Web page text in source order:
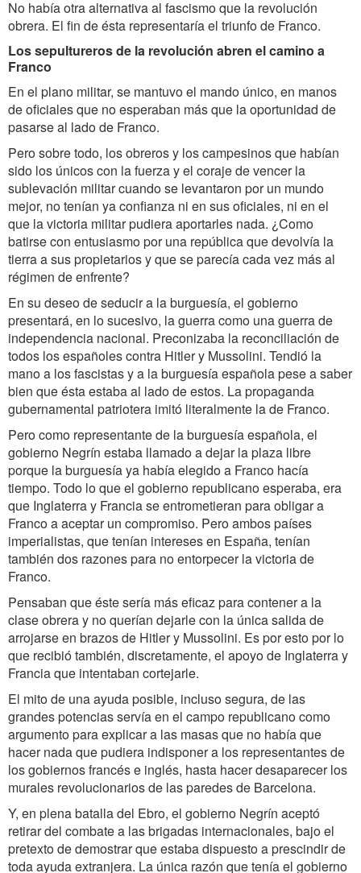
No había otra alternativa al fascismo que la revolución
obrera. El fin de ésta representaría el triunfo de Franco.
Los sepultureros de la revolución abren el camino a
Franco
En el plano militar, se mantuvo el mando único, en manos
de oficiales que no esperaban más que la oportunidad de
pasarse al lado de Franco.
Pero sobre todo, los obreros y los campesinos que habían
sido los únicos con la fuerza y el coraje de vencer la
sublevación militar cuando se levantaron por un mundo
mejor, no tenían ya confianza ni en sus oficiales, ni en el
que la victoria militar pudiera aportarles nada. ¿Como
batirse con entusiasmo por una república que devolvía la
tierra a sus propietarios y que se parecía cada vez más al
régimen de enfrente?
En su deseo de seducir a la burguesía, el gobierno
presentará, en lo sucesivo, la guerra como una guerra de
independencia nacional. Preconizaba la reconciliación de
todos los españoles contra Hitler y Mussolini. Tendió la
mano a los fascistas y a la burguesía española pese a saber
bien que ésta estaba al lado de estos. La propaganda
gubernamental patriotera imitó literalmente la de Franco.
Pero como representante de la burguesía española, el
gobierno Negrín estaba llamado a dejar la plaza libre
porque la burguesía ya había elegido a Franco hacía
tiempo. Todo lo que el gobierno republicano esperaba, era
que Inglaterra y Francia se entrometieran para obligar a
Franco a aceptar un compromiso. Pero ambos países
imperialistas, que tenían intereses en España, tenían
también dos razones para no entorpecer la victoria de
Franco.
Pensaban que éste sería más eficaz para contener a la
clase obrera y no querían dejarle con la única salida de
arrojarse en brazos de Hitler y Mussolini. Es por esto por lo
que recibió también, discretamente, el apoyo de Inglaterra y
Francia que intentaban cortejarle.
El mito de una ayuda posible, incluso segura, de las
grandes potencias servía en el campo republicano como
argumento para explicar a las masas que no había que
hacer nada que pudiera indisponer a los representantes de
los gobiernos francés e inglés, hasta hacer desaparecer los
murales revolucionarios de las paredes de Barcelona.
Y, en plena batalla del Ebro, el gobierno Negrín aceptó
retirar del combate a las brigadas internacionales, bajo el
pretexto de demostrar que estaba dispuesto a prescindir de
toda ayuda extranjera. La única razón que tenía el gobierno